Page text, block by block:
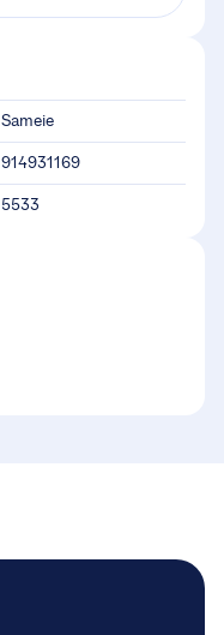
Sameie
914931169
5533